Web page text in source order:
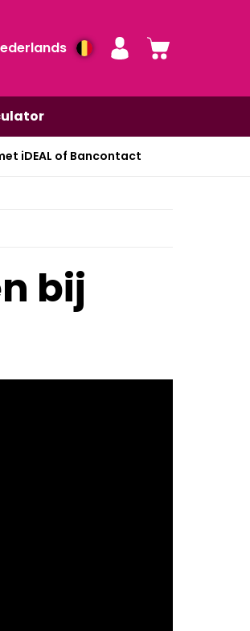
iDEAL of Bancontact
bij